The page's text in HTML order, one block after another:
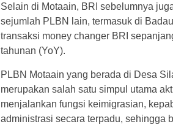
Selain di Motaain, BRI sebelumnya
sejumlah PLBN lain, termasuk di
transaksi money changer BRI
tahunan (YoY).
PLBN Motaain yang berada di Desa
merupakan salah satu simpul utama
menjalankan fungsi keimigrasian,
administrasi secara terpadu, sehingga